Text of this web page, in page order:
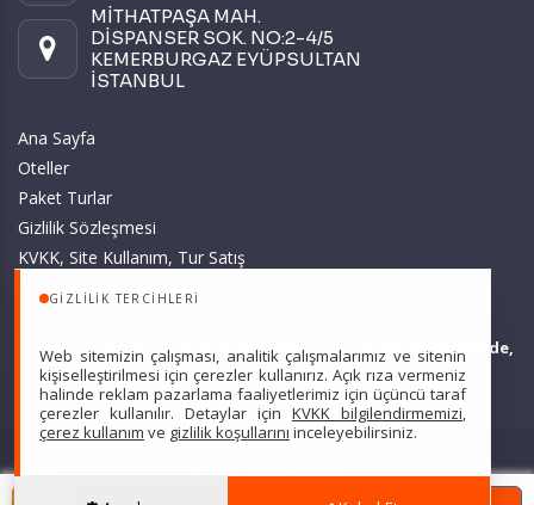
GIZLILIK TERCIHLERI
Web sitemizin çalışması, analitik çalışmalarımız ve sitenin
kişiselleştirilmesi için çerezler kullanırız. Açık rıza vermeniz
halinde reklam pazarlama faaliyetlerimiz için üçüncü taraf
çerezler kullanılır. Detaylar için KVKK bilgilendirmemizi,
çerez kullanım ve gizlilik koşullarını inceleyebilirsiniz.
MİTHATPAŞA MAH.
DİSPANSER SOK. NO:2-4/5
KEMERBURGAZ EYÜPSULTAN
İSTANBUL
Ana Sayfa
Oteller
Paket Turlar
Gizlilik Sözleşmesi
KVKK, Site Kullanım, Tur Satış
ve Üyelik Sözleşmesi
Sitemizde anılan tüm fiyatlar, geçerli kartlar ile tek ödemede,
en ucuz başlangıç fiyatlardır ve yeterli kontenjan olması
durumunda geçerlidir.
Scarpe Turizm Seyahat Acentası Türsab: 7607 • Hizmet Sözleşmesi